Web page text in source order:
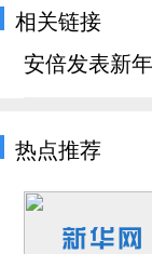
相关链接
安倍发表新
热点推荐